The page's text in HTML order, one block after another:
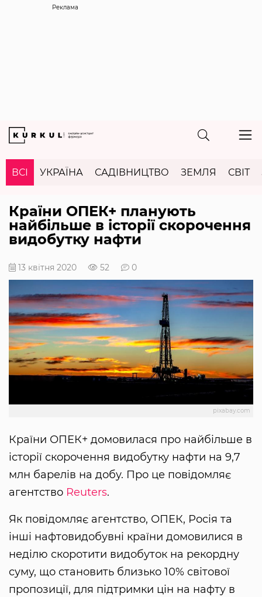
Реклама
ВСІ УКРАЇНА САДІВНИЦТВО ЗЕМЛЯ СВІТ
Країни ОПЕК+ планують
найбільше в історії скорочення
видобутку нафти
13 квітня 2020 52 0
pixabay.com
Країни ОПЕК+ домовилася про найбільше в
історії скорочення видобутку нафти на 9,7
млн ​​барелів на добу. Про це повідомляє
агентство Reuters.
Як повідомляє агентство, ОПЕК, Росія та
інші нафтовидобувні країни домовилися в
неділю скоротити видобуток на рекордну
суму, що становить близько 10% світової
пропозиції, для підтримки цін на нафту в